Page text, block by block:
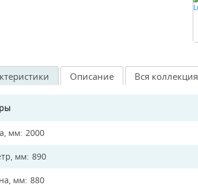
Описание Вся коллекция
мм 2000
мм 890
мм 880